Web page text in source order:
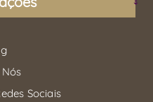
Sociais